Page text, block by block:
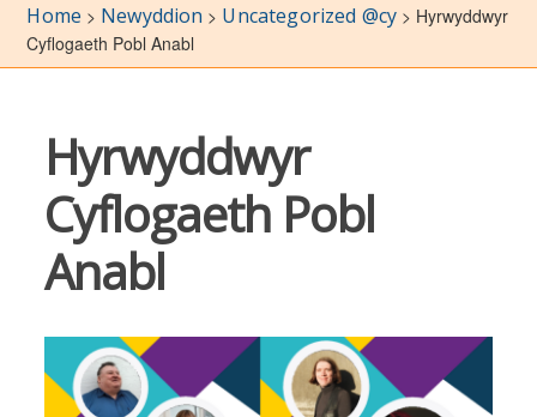
Home > Newyddion > Uncategorized @cy > Hyrwyddwyr
Cyflogaeth Pobl Anabl
Hyrwyddwyr
Cyflogaeth Pobl
Anabl